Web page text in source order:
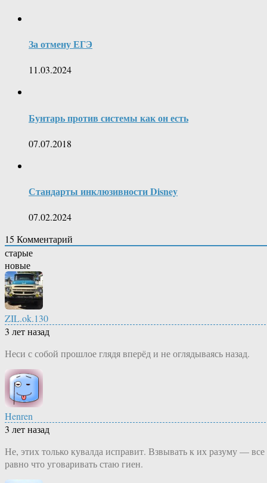
За отмену ЕГЭ
11.03.2024
Бунтарь против системы как он есть
07.07.2018
Стандарты инклюзивности Disney
07.02.2024
15 Комментарий
старые
новые
ZIL.ok.130
3 лет назад
Неси с собой прошлое глядя вперёд и не оглядываясь назад.
Henren
3 лет назад
Не, этих только кувалда исправит. Взвывать к их разуму — все
равно что уговаривать стаю гиен.